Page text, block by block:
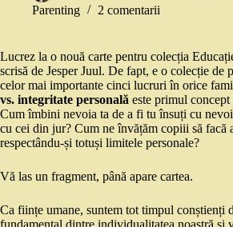
Parenting
2 comentarii
Lucrez la o nouă carte pentru colecția
scrisă de Jesper Juul. De fapt, e o colecție de
celor mai importante cinci lucruri în orice
vs. integritate personală este primul
Cum îmbini nevoia ta de a fi tu însuți cu
cu cei din jur? Cum ne învățăm copiii să facă
respectându-și totuși limitele personale?
Vă las un fragment, până apare cartea.
Ca ființe umane, suntem tot timpul conștienți